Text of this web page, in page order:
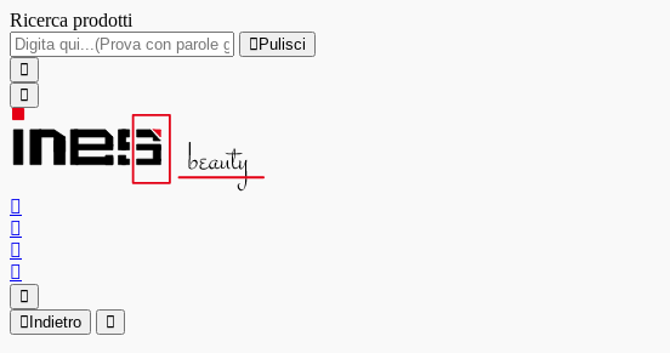
Ricerca prodotti
Pulisci
Indietro